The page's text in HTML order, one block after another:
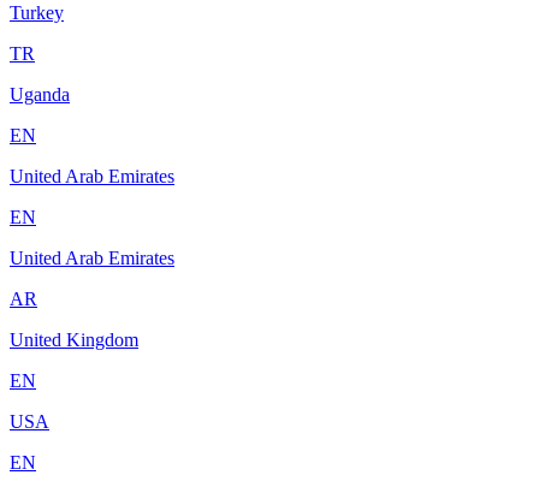
Turkey
TR
Uganda
EN
United Arab Emirates
EN
United Arab Emirates
AR
United Kingdom
EN
USA
EN